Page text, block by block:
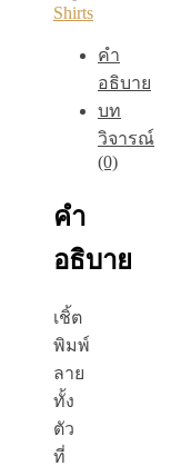
Shirts
คำ
อธิบาย
บท
วิจารณ์
(0)
คำ
อธิบาย
เชิ้ต
พิมพ์
ลาย
ทั้ง
ตัว
ที่